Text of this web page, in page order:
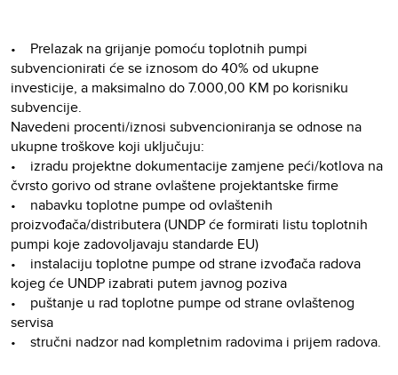
• Prelazak na grijanje pomoću toplotnih pumpi
subvencionirati će se iznosom do 40% od ukupne
investicije, a maksimalno do 7.000,00 KM po korisniku
subvencije.
Navedeni procenti/iznosi subvencioniranja se odnose na
ukupne troškove koji uključuju:
• izradu projektne dokumentacije zamjene peći/kotlova na
čvrsto gorivo od strane ovlaštene projektantske firme
• nabavku toplotne pumpe od ovlaštenih
proizvođača/distributera (UNDP će formirati listu toplotnih
pumpi koje zadovoljavaju standarde EU)
• instalaciju toplotne pumpe od strane izvođača radova
kojeg će UNDP izabrati putem javnog poziva
• puštanje u rad toplotne pumpe od strane ovlaštenog
servisa
• stručni nadzor nad kompletnim radovima i prijem radova.